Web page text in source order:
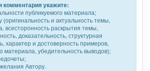
комментария укажите:
публикуемого материала;
и актуальность темы,
всесторонность раскрытия темы,
доказательность, структурная
характер и достоверность примеров,
материала, убедительность выводов);
Автору.